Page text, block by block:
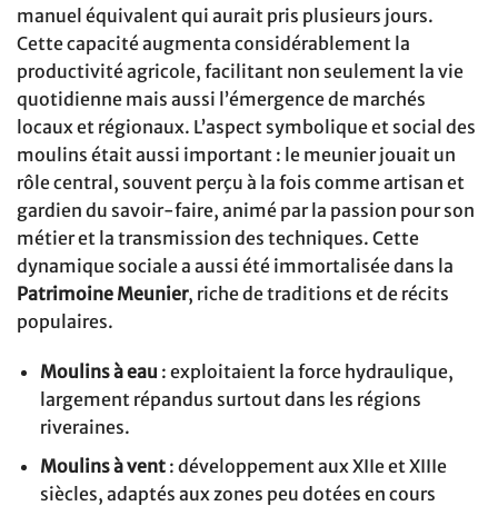
manuel équivalent qui aurait pris plusieurs jours.
Cette capacité augmenta considérablement la
productivité agricole, facilitant non seulement la vie
quotidienne mais aussi l’émergence de marchés
locaux et régionaux. L’aspect symbolique et social des
moulins était aussi important : le meunier jouait un
rôle central, souvent perçu à la fois comme artisan et
gardien du savoir-faire, animé par la passion pour son
métier et la transmission des techniques. Cette
dynamique sociale a aussi été immortalisée dans la
Patrimoine Meunier, riche de traditions et de récits
populaires.
Moulins à eau : exploitaient la force hydraulique,
largement répandus surtout dans les régions
riveraines.
Moulins à vent: développement aux XIIe et XIIIe
siècles, adaptés aux zones peu dotées en cours